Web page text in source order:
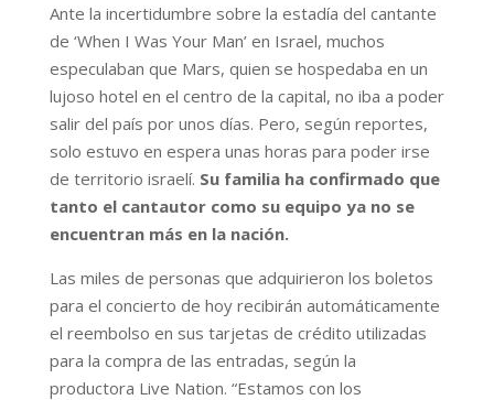
Ante la incertidumbre sobre la estadía del cantante
de ‘When I Was Your Man’ en Israel, muchos
especulaban que Mars, quien se hospedaba en un
lujoso hotel en el centro de la capital, no iba a poder
salir del país por unos días. Pero, según reportes,
solo estuvo en espera unas horas para poder irse
de territorio israelí. Su familia ha confirmado que
tanto el cantautor como su equipo ya no se
encuentran más en la nación.
Las miles de personas que adquirieron los boletos
para el concierto de hoy recibirán automáticamente
el reembolso en sus tarjetas de crédito utilizadas
para la compra de las entradas, según la
productora Live Nation. “Estamos con los